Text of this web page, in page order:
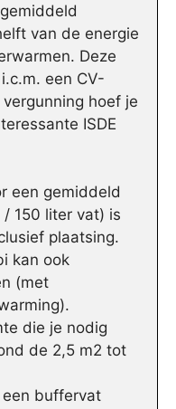
van de energie
Deze
een CV-
hoef je
ISDE
een gemiddeld
150 liter vat) is
plaatsing.
kan ook
(met
die je nodig
de 2,5 m2 tot
buffervat